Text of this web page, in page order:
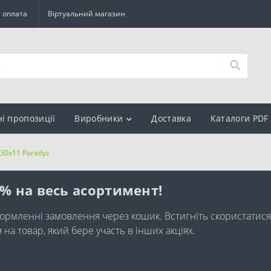
оплата Віртуальний магазин
пропозиції Виробники Доставка Каталоги PDF
Paradyz
на весь асортимент!
замовлення через кошик. Встигніть скористатися
товар, який бере участь в інших акціях.